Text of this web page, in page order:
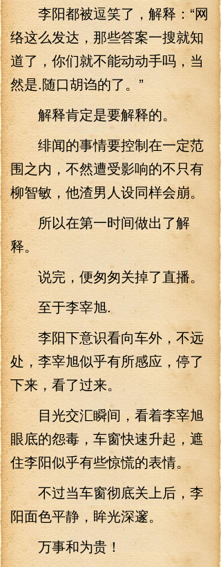
李阳都被逗笑了，解释：“网
络这么发达，那些答案一搜就知
道了，你们就不能动动手吗，当
然是.随口胡诌的了。”
解释肯定是要解释的。
绯闻的事情要控制在一定范
围之内，不然遭受影响的不只有
柳智敏，他渣男人设同样会崩。
所以在第一时间做出了解
释。
说完，便匆匆关掉了直播。
至于李宰旭.
李阳下意识看向车外，不远
处，李宰旭似乎有所感应，停了
下来，看了过来。
目光交汇瞬间，看着李宰旭
眼底的怨毒，车窗快速升起，遮
住李阳似乎有些惊慌的表情。
不过当车窗彻底关上后，李
阳面色平静，眸光深邃。
万事和为贵！